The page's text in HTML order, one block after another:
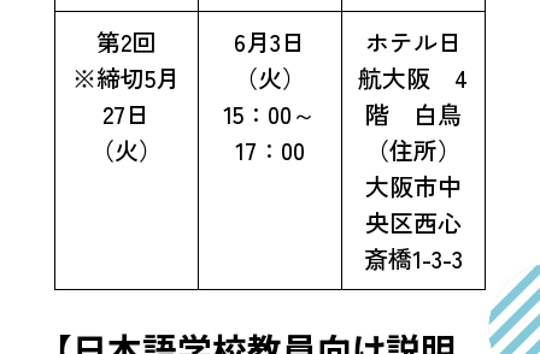
第2回
※締切5月
27日
（火）
6月3日
（火）
15：00～
17：00
ホテル日
航大阪 4
階 白鳥
（住所）
大阪市中
央区西心
斎橋1-3-3